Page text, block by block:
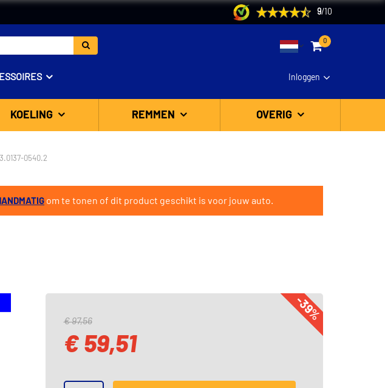
9/ 10
0
Inloggen
KOELING REMMEN OVERIG
0540.2
om te tonen of dit product geschikt is voor jouw auto.
-39%
€ 97,56
€ 59,51